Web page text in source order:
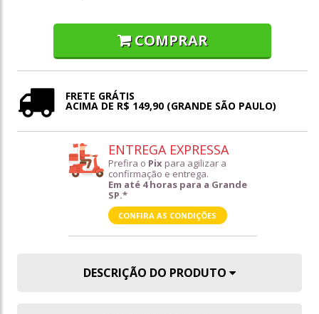
COMPRAR
FRETE GRÁTIS
ACIMA DE R$ 149,90 (GRANDE SÃO PAULO)
ENTREGA EXPRESSA
Prefira o Pix para agilizar a
confirmação e entrega.
Em até 4 horas para a Grande
SP.*
CONFIRA AS CONDIÇÕES
DESCRIÇÃO DO PRODUTO